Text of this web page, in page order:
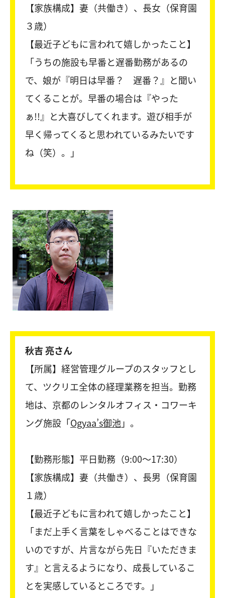
【家族構成】妻（共働き）、長女（保育園
３歳）
【最近子どもに言われて嬉しかったこと】
「うちの施設も早番と遅番勤務があるの
で、娘が『明日は早番？ 遅番？』と聞い
てくることが。早番の場合は『やった
ぁ!!』と大喜びしてくれます。遊び相手が
早く帰ってくると思われているみたいです
ね（笑）。」
秋吉 亮さん
【所属】経営管理グループのスタッフとし
て、ツクリエ全体の経理業務を担当。勤務
地は、京都のレンタルオフィス・コワーキ
ング施設「Ogyaa’s御池」。
【勤務形態】平日勤務（9:00〜17:30）
【家族構成】妻（共働き）、長男（保育園
１歳）
【最近子どもに言われて嬉しかったこと】
「まだ上手く言葉をしゃべることはできな
いのですが、片言ながら先日『いただきま
す』と言えるようになり、成長しているこ
とを実感しているところです。」